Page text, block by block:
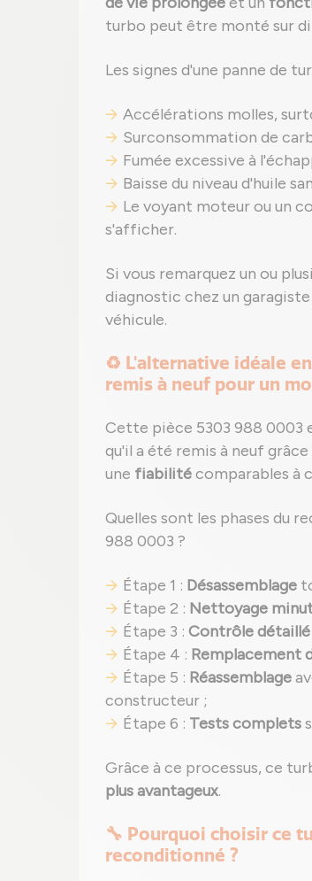
turbo peut être monté sur
Les signes d'une panne de
Accélérations molles,
Surconsommation de
Fumée excessive à
Baisse du niveau d'huile
Le voyant moteur ou un
s'afficher.
Si vous remarquez un ou
diagnostic chez un
véhicule.
♻️ L'alternative idéale
remis à neuf pour un
Cette pièce 5303 988 0003
qu'il a été remis à neuf grâce
une fiabilitécomparables à
Quelles sont les phases du
988 0003 ?
Étape 1 : Désassemblage
Étape 2 : Nettoyage
Étape 3 : Contrôle détaillé
Étape 4 : Remplacement
Étape 5 : Réassemblage
constructeur ;
Étape 6 : Tests complets
Grâce à ce processus, ce
plus avantageux.
🔧 Pourquoi choisir ce
reconditionné ?